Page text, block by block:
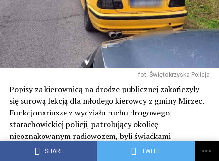
SHARE TWEET
fot. Świętokrzyska Policja
Popisy za kierownicą na drodze publicznej zakończyły
się surową lekcją dla młodego kierowcy z gminy Mirzec.
Funkcjonariusze z wydziału ruchu drogowego
starachowickiej policji, patrolujący okolicę
nieoznakowanym radiowozem, byli świadkami
brawurowego zachowania 24-latka, który celowo